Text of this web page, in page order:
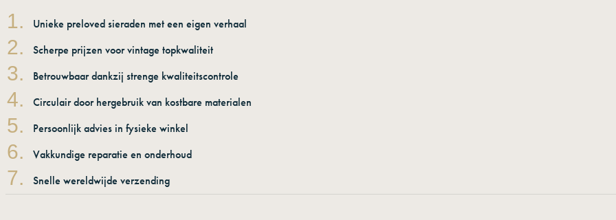
1. Unieke preloved sieraden met een eigen verhaal
2. Scherpe prijzen voor vintage topkwaliteit
3. Betrouwbaar dankzij strenge kwaliteitscontrole
4. Circulair door hergebruik van kostbare materialen
5. Persoonlijk advies in fysieke winkel
6. Vakkundige reparatie en onderhoud
7. Snelle wereldwijde verzending